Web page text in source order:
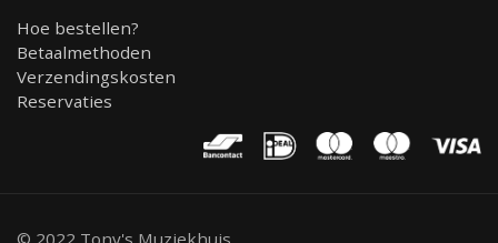
Hoe bestellen?
Betaalmethoden
Verzendingskosten
Reservaties
© 2022 Tony's Muziekhuis